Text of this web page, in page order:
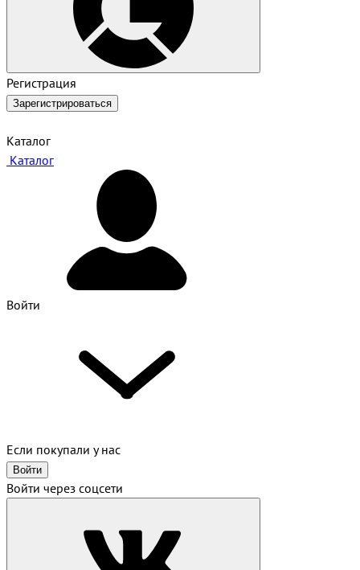
Регистрация
Зарегистрироваться
Каталог
Каталог
Войти
Если покупали у нас
Войти
Войти через соцсети